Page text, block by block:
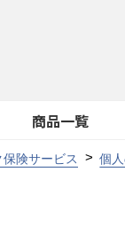
商品一覧
険サービス 個